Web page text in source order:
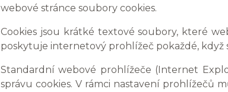
webové stránce soubory cookies.
Cookies jsou krátké textové soubory, které
poskytuje internetový prohlížeč pokaždé, když
Standardní webové prohlížeče (Internet
správu cookies. V rámci nastavení prohlížečů